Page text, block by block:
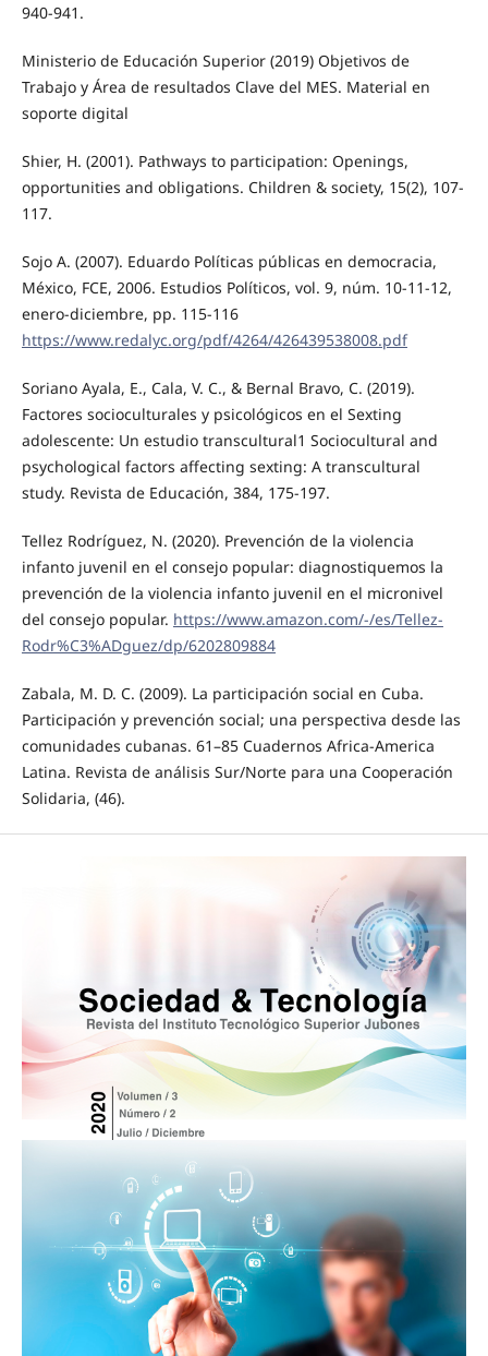
940-941.
Ministerio de Educación Superior (2019) Objetivos de
Trabajo y Área de resultados Clave del MES. Material en
soporte digital
Shier, H. (2001). Pathways to participation: Openings,
opportunities and obligations. Children & society, 15(2), 107-
117.
Sojo A. (2007). Eduardo Políticas públicas en democracia,
México, FCE, 2006. Estudios Políticos, vol. 9, núm. 10-11-12,
enero-diciembre, pp. 115-116
https://www.redalyc.org/pdf/4264/426439538008.pdf
Soriano Ayala, E., Cala, V. C., & Bernal Bravo, C. (2019).
Factores socioculturales y psicológicos en el Sexting
adolescente: Un estudio transcultural1 Sociocultural and
psychological factors affecting sexting: A transcultural
study. Revista de Educación, 384, 175-197.
Tellez Rodríguez, N. (2020). Prevención de la violencia
infanto juvenil en el consejo popular: diagnostiquemos la
prevención de la violencia infanto juvenil en el micronivel
del consejo popular. https://www.amazon.com/-/es/Tellez-
Rodr%C3%ADguez/dp/6202809884
Zabala, M. D. C. (2009). La participación social en Cuba.
Participación y prevención social; una perspectiva desde las
comunidades cubanas. 61–85 Cuadernos Africa-America
Latina. Revista de análisis Sur/Norte para una Cooperación
Solidaria, (46).